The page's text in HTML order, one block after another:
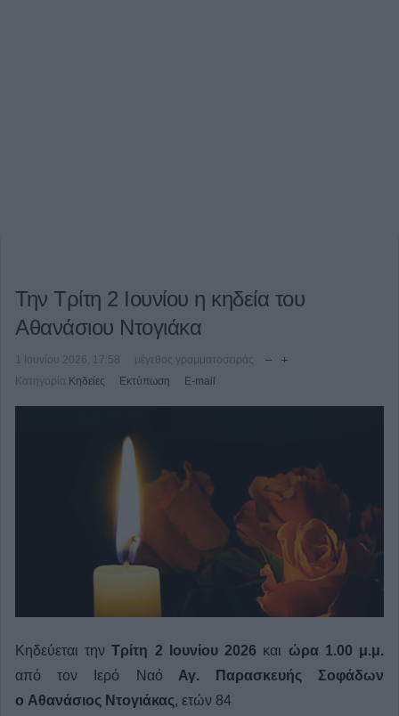
Την Τρίτη 2 Ιουνίου η κηδεία του
Αθανάσιου Ντογιάκα
1 Ιουνίου 2026, 17:58
μέγεθος γραμματοσειράς
Κατηγορία Κηδείες Εκτύπωση E-mail
Κηδεύεται την Τρίτη 2 Ιουνίου 2026 και ώρα 1.00 μ.μ.
από τον Ιερό Ναό Αγ. Παρασκευής Σοφάδων
ο Αθανάσιος Ντογιάκας, ετών 84